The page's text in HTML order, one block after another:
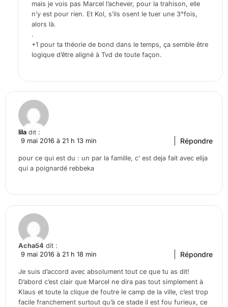
mais je vois pas Marcel l’achever, pour la trahison, elle
n’y est pour rien. Et Kol, s’ils osent le tuer une 3°fois,
alors là.
.
+1 pour ta théorie de bond dans le temps, ça semble être
logique d’être aligné à Tvd de toute façon.
lila dit :
9 mai 2016 à 21 h 13 min
pour ce qui est du : un par la famille, c’ est deja fait avec elija
qui a poignardé rebbeka
Répondre
Acha54 dit :
9 mai 2016 à 21 h 18 min
Je suis d’accord avec absolument tout ce que tu as dit!
D’abord c’est clair que Marcel ne dira pas tout simplement à
Klaus et toute la clique de foutre le camp de la ville, c’est trop
facile franchement surtout qu’à ce stade il est fou furieux, ce
Répondre